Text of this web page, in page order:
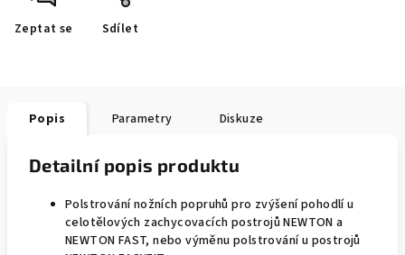
Zeptat se Sdílet
Popis Parametry Diskuze
Detailní popis produktu
Polstrování nožních popruhů pro zvýšení pohodlí u
celotělových zachycovacích postrojů NEWTON a
NEWTON FAST, nebo výměnu polstrování u postrojů